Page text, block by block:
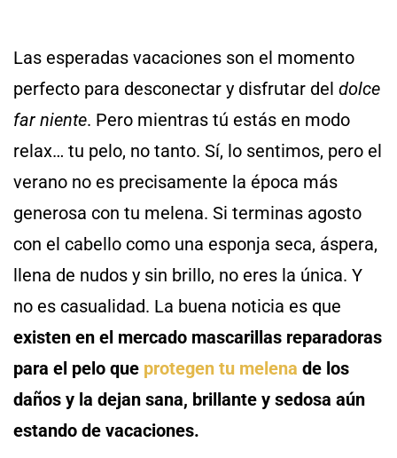
Las esperadas vacaciones son el momento
perfecto para desconectar y disfrutar del dolce
far niente. Pero mientras tú estás en modo
relax… tu pelo, no tanto. Sí, lo sentimos, pero el
verano no es precisamente la época más
generosa con tu melena. Si terminas agosto
con el cabello como una esponja seca, áspera,
llena de nudos y sin brillo, no eres la única. Y
no es casualidad. La buena noticia es que
existen en el mercado mascarillas reparadoras
para el pelo que protegen tu melena de los
daños y la dejan sana, brillante y sedosa aún
estando de vacaciones.